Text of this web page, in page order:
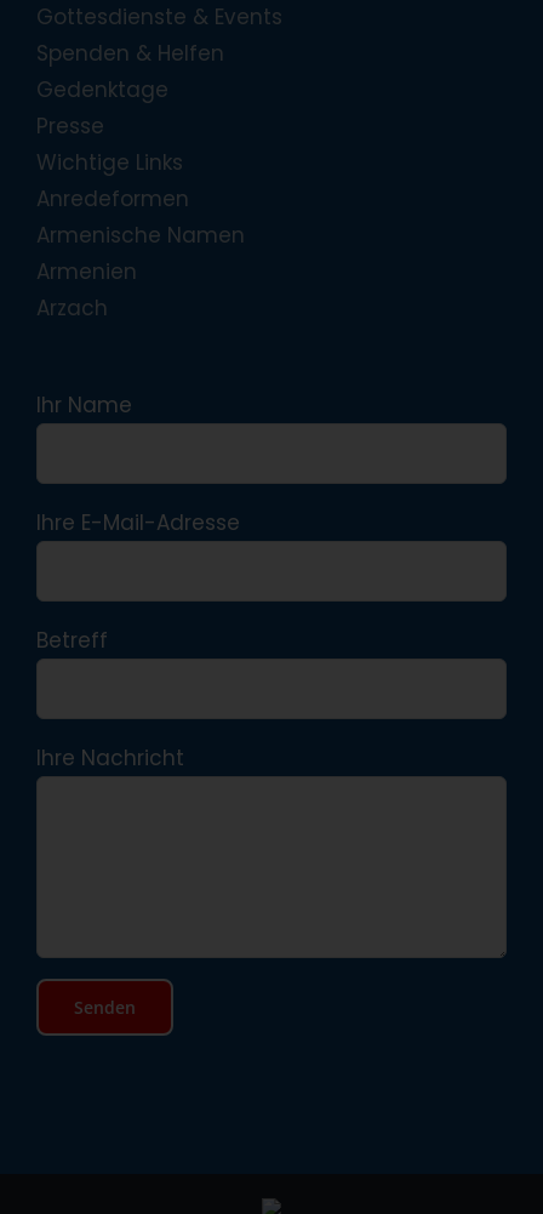
Gottesdienste & Events
Spenden & Helfen
Gedenktage
Presse
Wichtige Links
Anredeformen
Armenische Namen
Armenien
Arzach
Ihr Name
Ihre E-Mail-Adresse
Betreff
Ihre Nachricht